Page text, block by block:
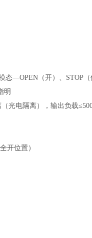
—OPEN（开）、STOP（
明
光电隔离），输出负载
开位置）